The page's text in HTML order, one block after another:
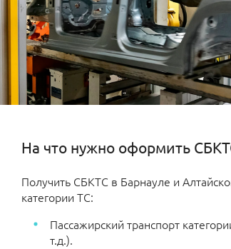
На что нужно оформить
Получить СБКТС в Барнауле и
категории ТС:
Пассажирский транспорт
т.д.).